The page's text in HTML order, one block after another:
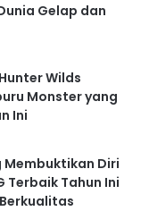
Gelap dan
Wilds
Monster yang
Ini
Membuktikan Diri
Terbaik Tahun Ini